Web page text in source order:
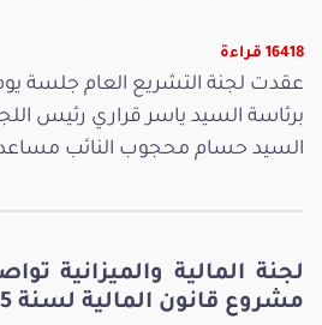
16418 قراءة
برئاسة السيد ياسر قراري رئيس
السيد حسام محجوب النائب
لجنة المالية والميزانية
مشروع قانون المالية لسنة 2025